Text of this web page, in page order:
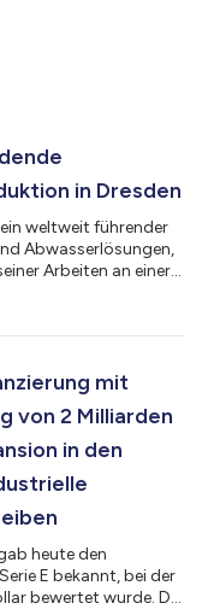
in Dresden
weltweit führender
Abwasserlösungen,
Arbeiten an einer
und elektrifizierten
Industrieprojekte...
mit
von 2 Milliarden
in den
heute den
E bekannt, bei der
bewertet wurde. Die